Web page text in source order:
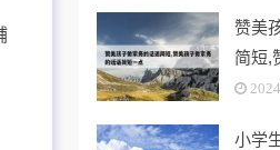
赞美
简短,
话语
小学